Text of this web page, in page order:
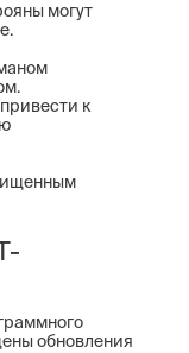
могут
к
обновления